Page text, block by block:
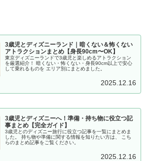
3歳児とディズニーランド｜暗くない＆怖くない
アトラクションまとめ【身長90cm〜OK】
東京ディズニーランドで3歳児と楽しめるアトラクション
を厳選紹介！ 暗くない・怖くない・身長90cm以上で安心
して乗れるものを エリア別にまとめました。
2025.12.16
3歳児とディズニーへ！準備・持ち物に役立つ記
事まとめ【完全ガイド】
3歳児とのディズニー旅行に役立つ記事を一覧にまとめま
した。 持ち物や準備に関する情報を知りたい方は、 こち
らのまとめ記事をご覧ください。
2025.12.16